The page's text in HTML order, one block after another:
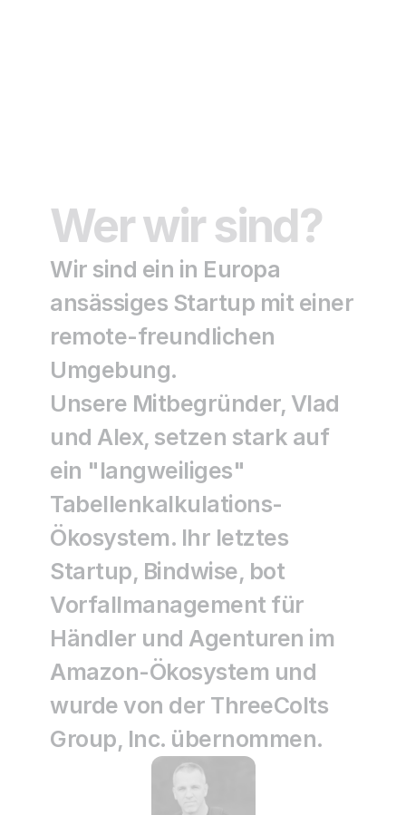
Wer wir sind?
Wir sind ein in Europa
ansässiges Startup mit einer
remote-freundlichen
Umgebung.
Unsere Mitbegründer, Vlad
und Alex, setzen stark auf
ein "langweiliges"
Tabellenkalkulations-
Ökosystem. Ihr letztes
Startup, Bindwise, bot
Vorfallmanagement für
Händler und Agenturen im
Amazon-Ökosystem und
wurde von der ThreeColts
Group, Inc. übernommen.